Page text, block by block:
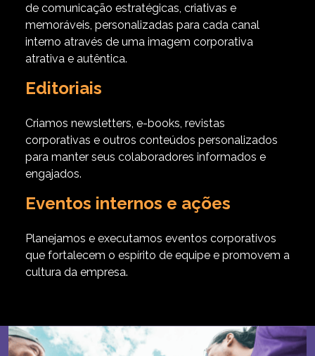
de comunicação estratégicas, criativas e
memoráveis, personalizadas para cada canal
interno através de uma imagem corporativa
atrativa e autêntica.
Editoriais
Criamos newsletters, e-books, revistas
corporativas e outros conteúdos personalizados
para manter seus colaboradores informados e
engajados.
Eventos internos e ações
Planejamos e executamos eventos corporativos
que fortalecem o espírito de equipe e promovem a
cultura da empresa.